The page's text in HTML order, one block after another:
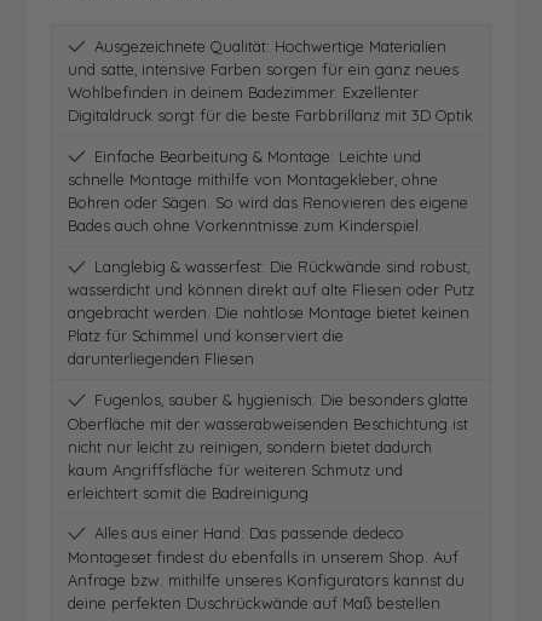
Ausgezeichnete Qualität: Hochwertige Materialien
und satte, intensive Farben sorgen für ein ganz neues
Wohlbefinden in deinem Badezimmer. Exzellenter
Digitaldruck sorgt für die beste Farbbrillanz mit 3D Optik
Einfache Bearbeitung & Montage: Leichte und
schnelle Montage mithilfe von Montagekleber, ohne
Bohren oder Sägen. So wird das Renovieren des eigene
Bades auch ohne Vorkenntnisse zum Kinderspiel.
Langlebig & wasserfest: Die Rückwände sind robust,
wasserdicht und können direkt auf alte Fliesen oder Putz
angebracht werden. Die nahtlose Montage bietet keinen
Platz für Schimmel und konserviert die
darunterliegenden Fliesen
Fugenlos, sauber & hygienisch: Die besonders glatte
Oberfläche mit der wasserabweisenden Beschichtung ist
nicht nur leicht zu reinigen, sondern bietet dadurch
kaum Angriffsfläche für weiteren Schmutz und
erleichtert somit die Badreinigung
Alles aus einer Hand: Das passende dedeco
Montageset findest du ebenfalls in unserem Shop. Auf
Anfrage bzw. mithilfe unseres Konfigurators kannst du
deine perfekten Duschrückwände auf Maß bestellen